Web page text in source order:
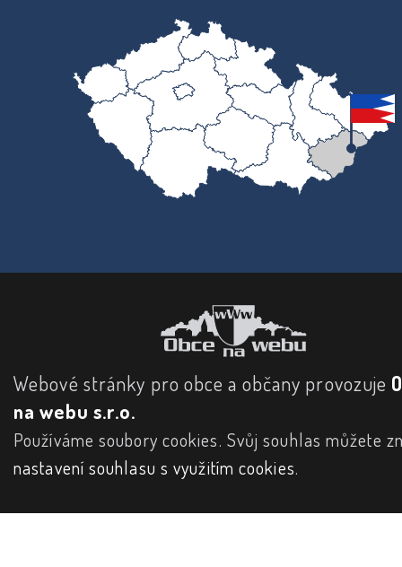
Webové stránky pro obce a občany provozuje
na webu s.r.o.
Používáme soubory cookies. Svůj souhlas můžete
nastavení souhlasu s využitím cookies.